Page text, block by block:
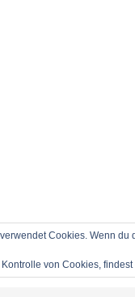
Cookies. Wenn
von Cookies, findest